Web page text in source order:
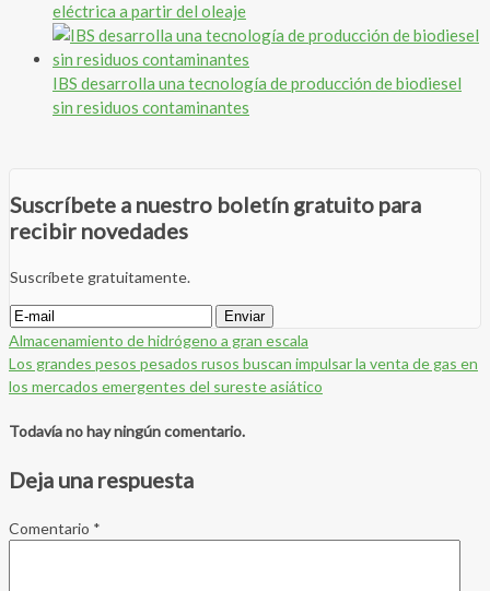
eléctrica a partir del oleaje
IBS desarrolla una tecnología de producción de biodiesel
sin residuos contaminantes
Suscríbete a nuestro boletín gratuito para
recibir novedades
Suscríbete gratuitamente.
Almacenamiento de hidrógeno a gran escala
Los grandes pesos pesados rusos buscan impulsar la venta de gas en
los mercados emergentes del sureste asiático
Todavía no hay ningún comentario.
Deja una respuesta
Comentario *